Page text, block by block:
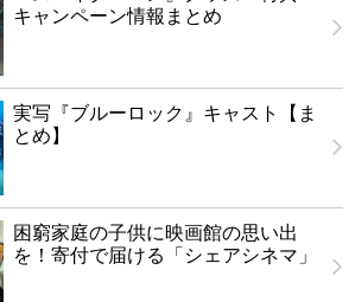
キャンペーン情報まとめ
実写『ブルーロック』キャスト【ま
とめ】
困窮家庭の子供に映画館の思い出
を！寄付で届ける「シェアシネマ」